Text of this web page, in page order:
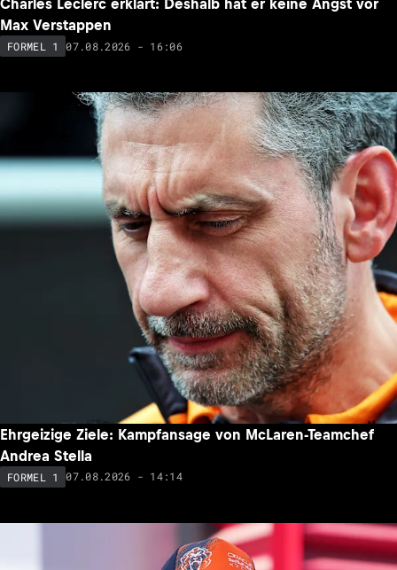
Charles Leclerc erklärt: Deshalb hat er keine Angst vor
07.08.2026 - 16:06